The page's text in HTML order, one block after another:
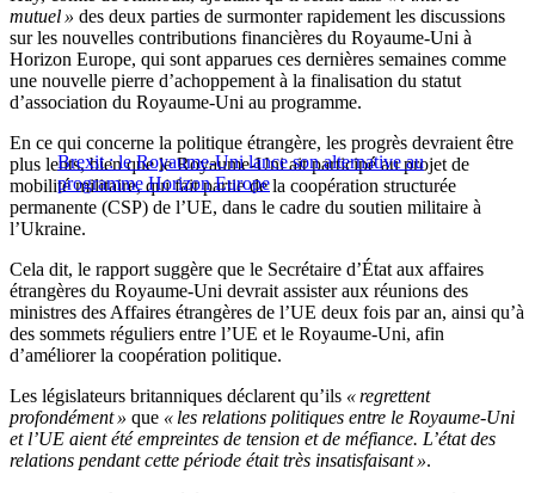
mutuel » des deux parties de surmonter rapidement les discussions
sur les nouvelles contributions financières du Royaume-Uni à
Horizon Europe, qui sont apparues ces dernières semaines comme
une nouvelle pierre d’achoppement à la finalisation du statut
d’association du Royaume-Uni au programme.
Brexit : le Royaume-Uni lance son alternative au
programme Horizon Europe
En ce qui concerne la politique étrangère, les progrès devraient être
plus lents, bien que le Royaume-Uni ait participé au projet de
mobilité militaire, qui fait partie de la coopération structurée
permanente (CSP) de l’UE, dans le cadre du soutien militaire à
l’Ukraine.
Cela dit, le rapport suggère que le Secrétaire d’État aux affaires
étrangères du Royaume-Uni devrait assister aux réunions des
ministres des Affaires étrangères de l’UE deux fois par an, ainsi qu’à
des sommets réguliers entre l’UE et le Royaume-Uni, afin
d’améliorer la coopération politique.
Les législateurs britanniques déclarent qu’ils « regrettent
profondément » que « les relations politiques entre le Royaume-Uni
et l’UE aient été empreintes de tension et de méfiance. L’état des
relations pendant cette période était très insatisfaisant ».